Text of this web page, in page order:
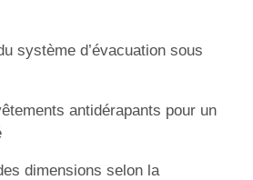
système d’évacuation sous
antidérapants pour un
dimensions selon la